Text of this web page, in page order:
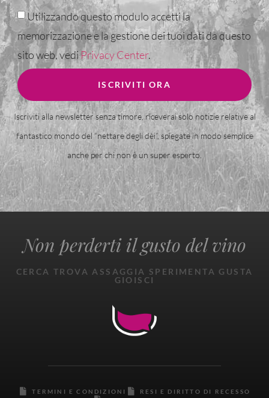
Utilizzando questo modulo accetti la
memorizzazione e la gestione dei tuoi dati da questo
sito web, vediPrivacy Center.
ISCRIVITI ORA
Iscriviti alla newsletter senza timore, riceverai solo notizie relative al
fantastico mondo del “nettare degli dèi”, spiegate in modo semplice
anche per chi non è un super esperto.
Non perderti il gusto del vino
CERCA TROVA ASSAGGIA SPERIMENTA GUSTA
GIOISCI
TERMINI E CONDIZIONI
RESI E DIRITTO DI RECESSO